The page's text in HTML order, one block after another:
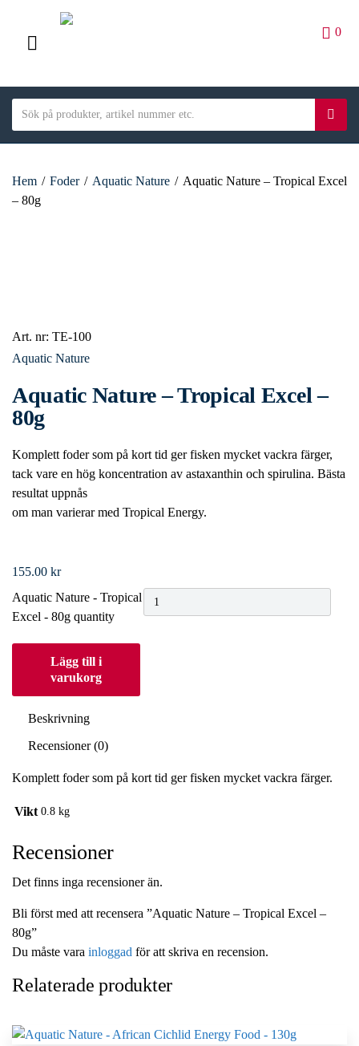
M
E
N
U
a
e
g
e
e
a
c
h
S
0
Hem / Foder / Aquatic Nature / Aquatic Nature – Tropical Excel
– 80g
Art. nr: TE-100
Aquatic Nature
Aquatic Nature – Tropical Excel –
80g
Komplett foder som på kort tid ger fisken mycket vackra färger,
tack vare en hög koncentration av astaxanthin och spirulina. Bästa
resultat uppnås
om man varierar med Tropical Energy.
155.00 kr
Aquatic Nature - Tropical
Excel - 80g quantity
Lägg till i
varukorg
Beskrivning
Recensioner (0)
Komplett foder som på kort tid ger fisken mycket vackra färger.
Vikt 0.8 kg
Recensioner
Det finns inga recensioner än.
Bli först med att recensera ”Aquatic Nature – Tropical Excel –
80g”
Du måste vara inloggad för att skriva en recension.
Relaterade produkter